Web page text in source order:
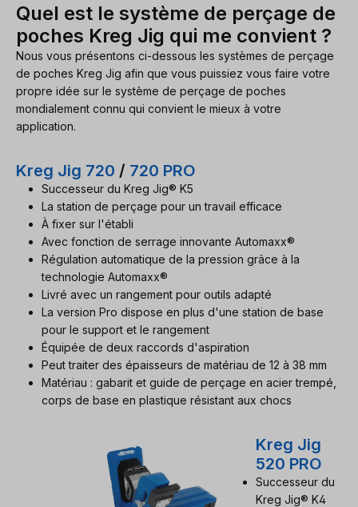
Quel est le système de perçage de
poches Kreg Jig qui me convient ?
Nous vous présentons ci-dessous les systèmes de perçage
de poches Kreg Jig afin que vous puissiez vous faire votre
propre idée sur le système de perçage de poches
mondialement connu qui convient le mieux à votre
application.
Kreg Jig 720 / 720 PRO
Successeur du Kreg Jig® K5
La station de perçage pour un travail efficace
À fixer sur l'établi
Avec fonction de serrage innovante Automaxx®
Régulation automatique de la pression grâce à la
technologie Automaxx®
Livré avec un rangement pour outils adapté
La version Pro dispose en plus d'une station de base
pour le support et le rangement
Équipée de deux raccords d'aspiration
Peut traiter des épaisseurs de matériau de 12 à 38 mm
Matériau : gabarit et guide de perçage en acier trempé,
corps de base en plastique résistant aux chocs
Kreg Jig
520 PRO
Successeur du
Kreg Jig® K4